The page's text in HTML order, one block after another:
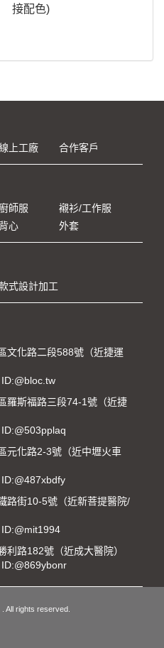
接配色)
上工廠 合作客戶
廚師服
襯衫/工作服
背心 外套
式設計加工
文化路二段588號（近捷運
羅斯福路三段74-1號（近捷
元化路2-3號（近中壢火車
路街10-5號（近新菩提醫院/
利路182號（近成大醫院）
ID:@869ybonr
All rights reserved.